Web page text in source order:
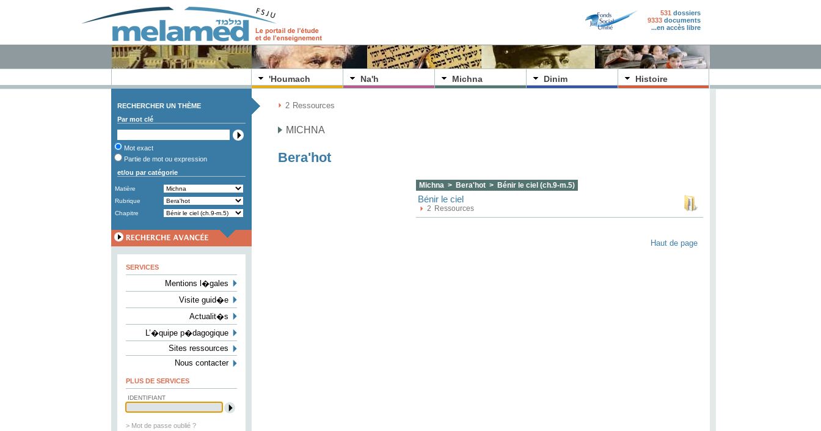
531 dossiers
9333 documents
...en accès libre
'Houmach Na'h Michna Dinim Histoire
RECHERCHER UN THÈME
Par mot clé
Mot exact
Partie de mot ou expression
et/ou par catégorie
Matière
Rubrique
Chapitre
SERVICES
Mentions l�gales
Visite guid�e
Actualit�s
L’�quipe p�dagogique
Sites ressources
Nous contacter
PLUS DE SERVICES
IDENTIFIANT
> Mot de passe oublié ?
2 Ressources
MICHNA
Bera'hot
Michna > Bera'hot > Bénir le ciel (ch.9-m.5)
Bénir le ciel
2 Ressources
Haut de page